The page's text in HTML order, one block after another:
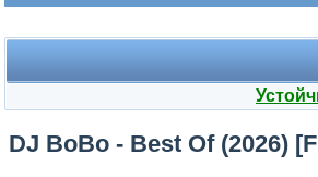
DJ BoBo - Best Of (2026)